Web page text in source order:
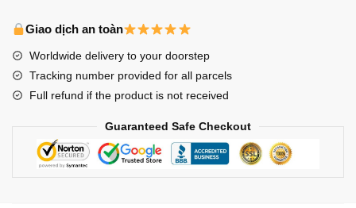
sticker
pack
Jigsaw
lượng
Giao dịch an toàn
Worldwide delivery to your doorstep
Tracking number provided for all parcels
Full refund if the product is not received
Guaranteed Safe Checkout